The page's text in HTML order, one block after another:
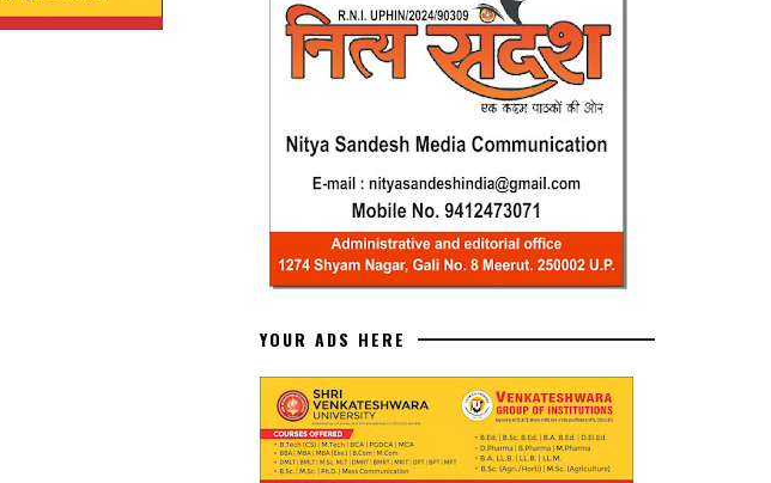
YOUR ADS HERE